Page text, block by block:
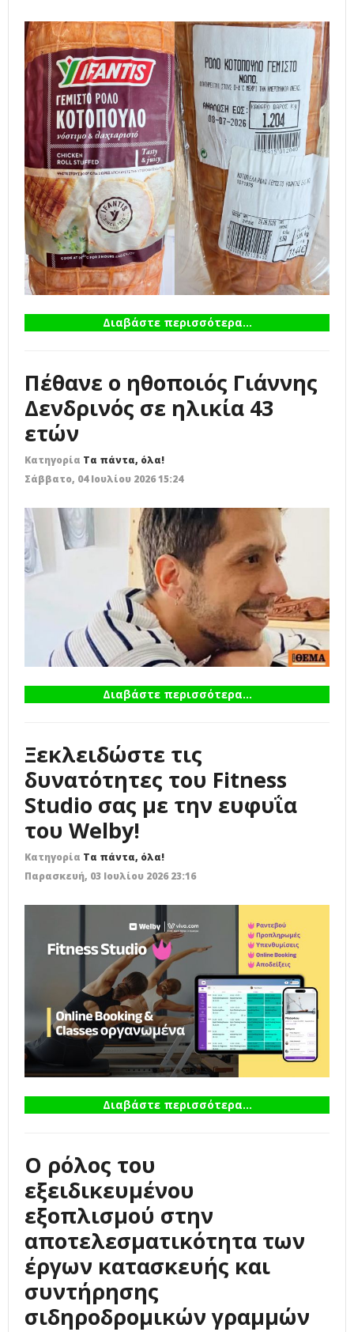
Διαβάστε περισσότερα...
Πέθανε ο ηθοποιός Γιάννης
Δενδρινός σε ηλικία 43
ετών
Κατηγορία Τα πάντα, όλα!
Σάββατο, 04 Ιουλίου 2026 15:24
Διαβάστε περισσότερα...
Ξεκλειδώστε τις
δυνατότητες του Fitness
Studio σας με την ευφυΐα
του Welby!
Κατηγορία Τα πάντα, όλα!
Παρασκευή, 03 Ιουλίου 2026 23:16
Διαβάστε περισσότερα...
Ο ρόλος του
εξειδικευμένου
εξοπλισμού στην
αποτελεσματικότητα των
έργων κατασκευής και
συντήρησης
σιδηροδρομικών γραμμών